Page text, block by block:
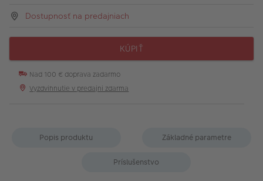
Dostupnosť na predajniach
KÚPIŤ
Nad 100 € doprava zadarmo
Vyzdvihnutie v predajni zdarma
Popis produktu Základné parametre
Príslušenstvo